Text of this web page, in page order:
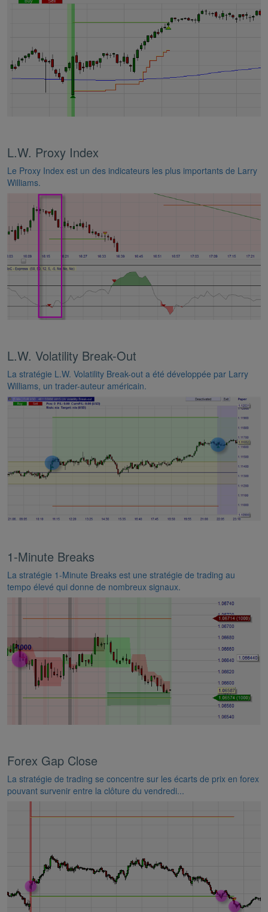
L.W. Proxy Index
Le Proxy Index est un des indicateurs les plus importants de Larry
Williams.
L.W. Volatility Break-Out
La stratégie L.W. Volatility Break-out a été développée par Larry
Williams, un trader-auteur américain.
1-Minute Breaks
La stratégie 1-Minute Breaks est une stratégie de trading au
tempo élevé qui donne de nombreux signaux.
Forex Gap Close
La stratégie de trading se concentre sur les écarts de prix en forex
pouvant survenir entre la clôture du vendredi...